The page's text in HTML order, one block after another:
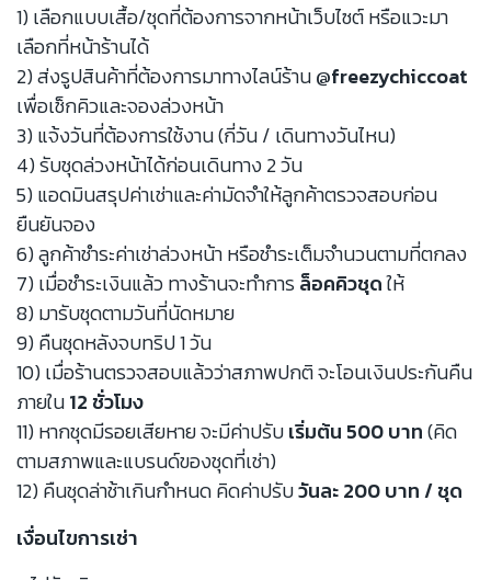
1) เลือกแบบเสื้อ/ชุดที่ต้องการจากหน้าเว็บไซต์ หรือแวะมา
เลือกที่หน้าร้านได้
2) ส่งรูปสินค้าที่ต้องการมาทางไลน์ร้าน@freezychiccoat
เพื่อเช็กคิวและจองล่วงหน้า
3) แจ้งวันที่ต้องการใช้งาน (กี่วัน / เดินทางวันไหน)
4) รับชุดล่วงหน้าได้ก่อนเดินทาง 2 วัน
5) แอดมินสรุปค่าเช่าและค่ามัดจำให้ลูกค้าตรวจสอบก่อน
ยืนยันจอง
6) ลูกค้าชำระค่าเช่าล่วงหน้า หรือชำระเต็มจำนวนตามที่ตกลง
7) เมื่อชำระเงินแล้ว ทางร้านจะทำการล็อคคิวชุดให้
8) มารับชุดตามวันที่นัดหมาย
9) คืนชุดหลังจบทริป 1 วัน
10) เมื่อร้านตรวจสอบแล้วว่าสภาพปกติ จะโอนเงินประกันคืน
ภายใน12 ชั่วโมง
11) หากชุดมีรอยเสียหาย จะมีค่าปรับเริ่มต้น 500 บาท(คิด
ตามสภาพและแบรนด์ของชุดที่เช่า)
12) คืนชุดล่าช้าเกินกำหนด คิดค่าปรับวันละ 200 บาท / ชุด
เงื่อนไขการเช่า